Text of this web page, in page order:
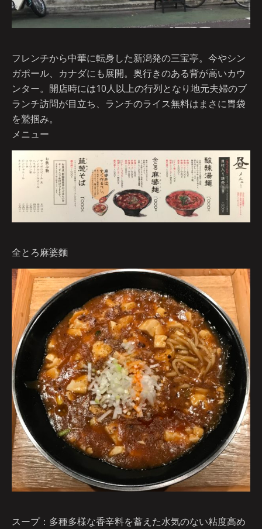
フレンチから中華に転身した新潟発の三宝亭。今やシン
ガポール、カナダにも展開。奥行きのある背が高いカウ
ンター。開店時には10人以上の行列となり地元夫婦のブ
ランチ訪問が目立ち、ランチのライス無料はまさに胃袋
を鷲掴み。
メニュー
全とろ麻婆麵
スープ：多種多様な香辛料を蓄えた水気のない粘度高め